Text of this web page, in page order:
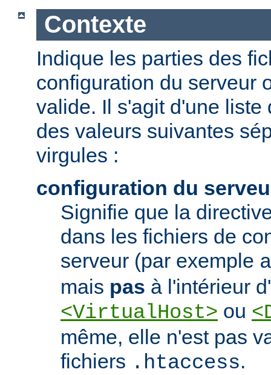
Contexte
Indique les parties des
configuration du serveur
valide. Il s'agit d'une liste
des valeurs suivantes
virgules :
configuration du
Signifie que la
dans les fichiers de
serveur (par exemple
mais pas à l'intérieur
<VirtualHost> ou
même, elle n'est pas
fichiers .htaccess.